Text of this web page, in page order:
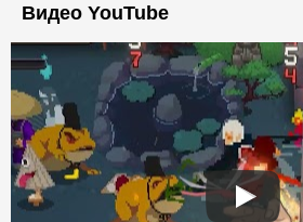
Видео YouTube